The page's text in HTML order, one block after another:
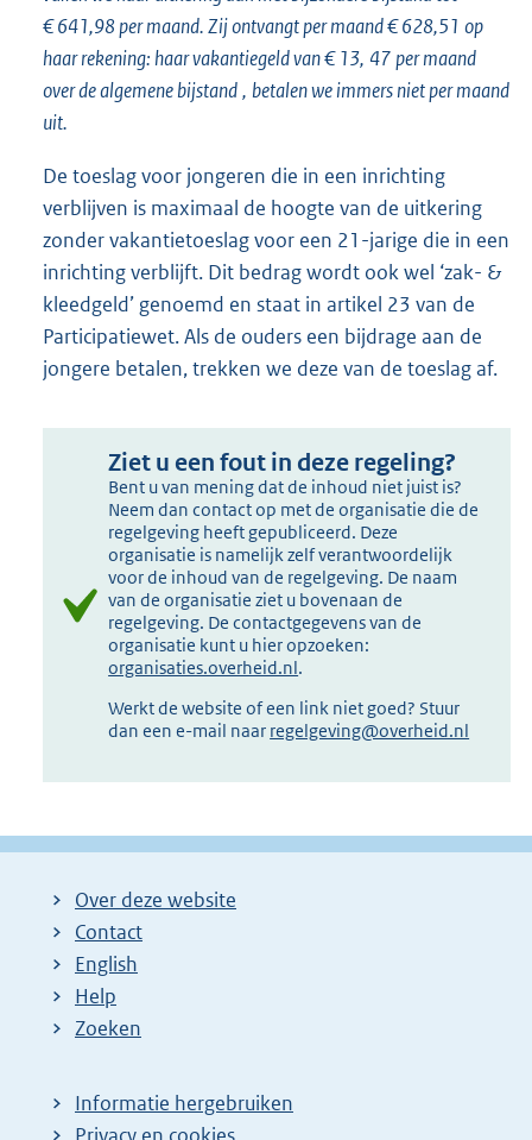
€ 641,98 per maand. Zij ontvangt per maand€ 628,51 op
haar rekening: haar vakantiegeld van € 13, 47per maand
over de algemene bijstand, betalen we immers niet per maand
uit.
De toeslag voor jongeren die in een inrichting
verblijven is maximaal de hoogte van de uitkering
zonder vakantietoeslag voor een 21-jarige die in een
inrichting verblijft. Dit bedrag wordt ook wel ‘zak- &
kleedgeld’ genoemd en staat in artikel 23 van de
Participatiewet. Als de ouders een bijdrage aan de
jongere betalen, trekken we deze van de toeslag af.
Ziet u een fout in deze regeling?
Bent u van mening dat de inhoud niet juist is?
Neem dan contact op met de organisatie die de
regelgeving heeft gepubliceerd. Deze
organisatie is namelijk zelf verantwoordelijk
voor de inhoud van de regelgeving. De naam
van de organisatie ziet u bovenaan de
regelgeving. De contactgegevens van de
organisatie kunt u hier opzoeken:
organisaties.overheid.nl.
Werkt de website of een link niet goed? Stuur
dan een e-mail naar regelgeving@overheid.nl
Over deze website
Contact
English
Help
Zoeken
Informatie hergebruiken